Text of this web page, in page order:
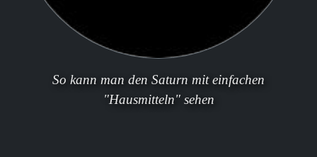
So kann man den Saturn mit einfachen
"Hausmitteln" sehen